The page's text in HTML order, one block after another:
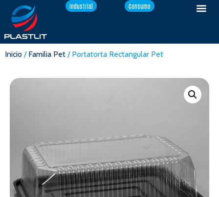
Industrial Consumo
Inicio / Familia Pet / Portatorta Rectangular Pet